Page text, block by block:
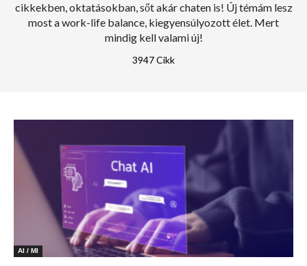
cikkekben, oktatásokban, sőt akár chaten is! Új témám lesz
most a work-life balance, kiegyensúlyozott élet. Mert
mindig kell valami új!
3947 Cikk
AI / MI